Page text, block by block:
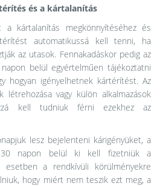
és a kártalanítás
a kártalanítás megkönnyítéséhez és
automatikussá kell tenni, ha
az utasok. Fennakadáskor pedig az
belül egyértelműen tájékoztatni
hogyan igényelhetnek kártérítést. Az
létrehozása vagy külön alkalmazások
kell tudniuk férni ezekhez az
lesz bejelenteni kárigényüket, a
30 napon belül ki kell fizetniük a
a rendkívüli körülményekre
hogy miért nem teszik ezt meg, a